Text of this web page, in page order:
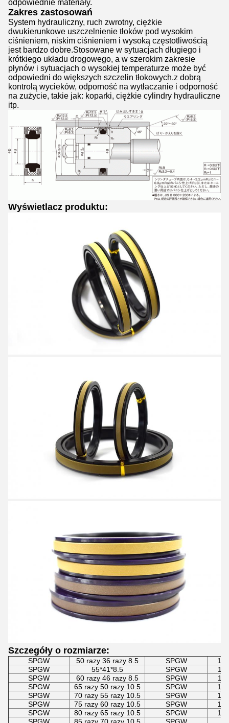
odpowiednie materiały.
Zakres zastosowań
System hydrauliczny, ruch zwrotny, ciężkie
dwukierunkowe uszczelnienie tłoków pod wysokim
ciśnieniem, niskim ciśnieniem i wysoką częstotliwością
jest bardzo dobre.Stosowane w sytuacjach długiego i
krótkiego układu drogowego, a w szerokim zakresie
płynów i sytuacjach o wysokiej temperaturze może być
odpowiedni do większych szczelin tłokowych.z dobrą
kontrolą wycieków, odporność na wytłaczanie i odporność
na zużycie, takie jak: koparki, ciężkie cylindry hydrauliczne
itp.
Wyświetlacz produktu:
Szczegóły o rozmiarze:
SPGW 50 razy 36 razy 8.5 SPGW
SPGW
55*41*8.5 SPGW
SPGW
60 razy 46 razy 8.5 SPGW
SPGW
65 razy 50 razy 10.5 SPGW
SPGW
70 razy 55 razy 10.5 SPGW
SPGW
75 razy 60 razy 10.5 SPGW
SPGW
80 razy 65 razy 10.5 SPGW
SPGW
85 razy 70 razy 10.5 SPGW